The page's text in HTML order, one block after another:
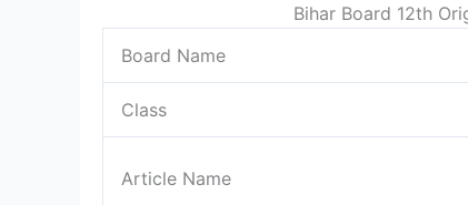
Bihar Board 12th
Board Name
Class
Article Name